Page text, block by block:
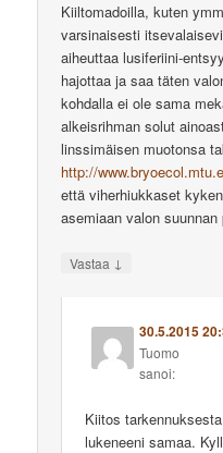
Kiiltomadoilla, kuten
varsinaisesti
aiheuttaa lusiferiini-
hajottaa ja saa täten
kohdalla ei ole sama
alkeisrihman solut
linssimäisen muotonsa
http://
että viherhiukkaset
asemiaan valon suunnan
Vastaa ↓
30.5.2015
Tuomo
sanoi:
Kiitos
lukeneeni samaa.